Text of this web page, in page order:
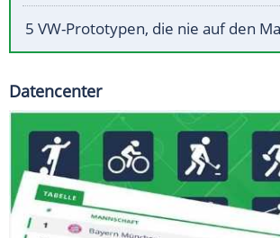
5 VW-Prototypen, die nie auf den
Datencenter